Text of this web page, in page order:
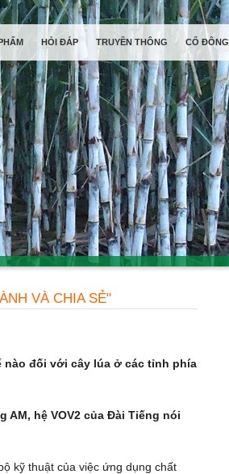
HỎI ĐÁP TRUYỀN THÔNG CỔ ĐÔNG
VÀ CHIA SẺ"
nào đối với cây lúa ở các tỉnh phía
AM, hệ VOV2 của Đài Tiếng nói
kỹ thuật của việc ứng dụng chất